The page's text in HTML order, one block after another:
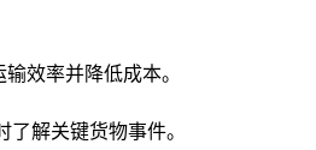
效率并降低成本。
了解关键货物事件。